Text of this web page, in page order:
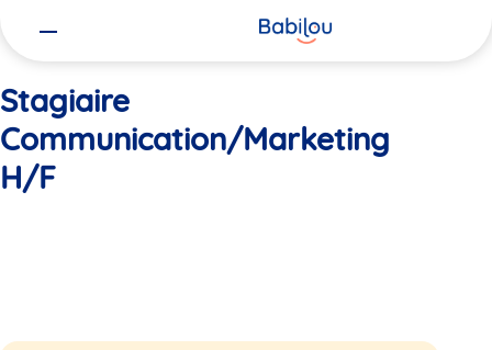
Stagiaire
Communication/Marketing
H/F